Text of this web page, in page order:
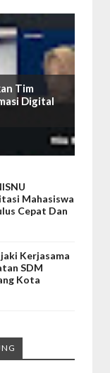
Tim
Digital
Mahasiswa
Cepat Dan
Kerjasama
SDM
Kota